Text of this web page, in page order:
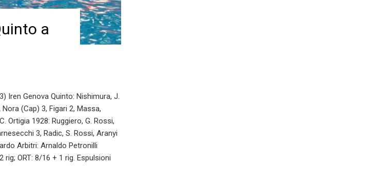
a
Iren Genova Quinto: Nishimura, J.
(Cap) 3, Figari 2, Massa,
Ortigia 1928: Ruggiero, G. Rossi,
3, Radic, S. Rossi, Aranyi
Arbitri: Arnaldo Petronilli
ORT: 8/16 + 1 rig. Espulsioni